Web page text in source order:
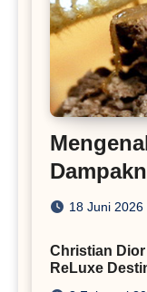
Rumah
18 Juni 2026
Christian
ReLuxe